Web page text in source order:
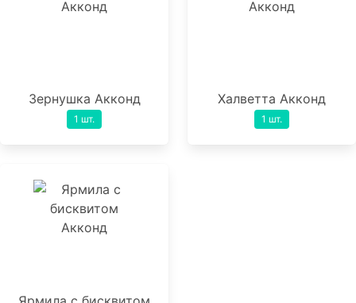
Зернушка Акконд
1 шт.
Халветта Акконд
1 шт.